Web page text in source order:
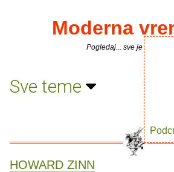
Moderna
Pogledaj... sve je puno
Sve teme
HOWARD ZINN